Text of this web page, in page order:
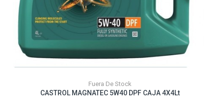
Fuera De Stock
CASTROL MAGNATEC 5W40 DPF CAJA 4X4Lt